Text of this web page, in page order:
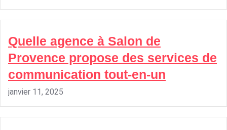
Quelle agence à Salon de
Provence propose des services de
communication tout-en-un
janvier 11, 2025